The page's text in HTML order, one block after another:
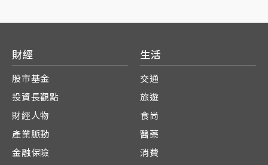
財經
股市基金
投資長觀點
財經人物
產業脈動
金融保險
生活
交通
旅遊
食尚
醫藥
消費